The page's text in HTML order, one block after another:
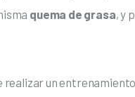
quema de grasa, y
realizar un